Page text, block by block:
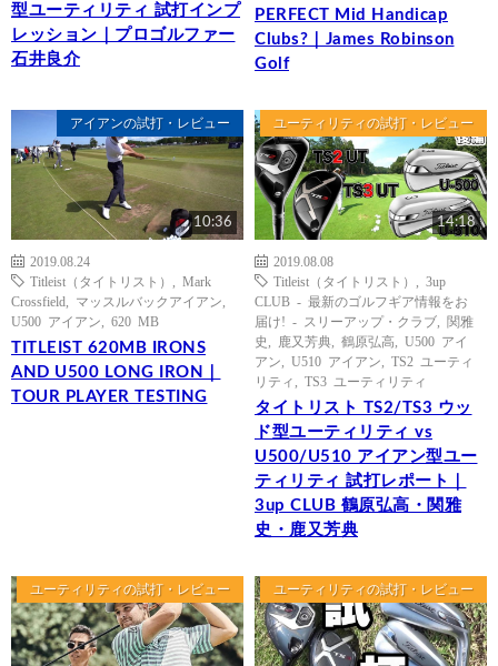
型ユーティリティ 試打インプ
レッション｜プロゴルファー
石井良介
PERFECT Mid Handicap
Clubs?｜James Robinson
Golf
アイアンの試打・レビュー
10:36
2019.08.24
Titleist（タイトリスト）
Mark
Crossfield
マッスルバックアイアン
U500 アイアン
620 MB
TITLEIST 620MB IRONS
AND U500 LONG IRON｜
TOUR PLAYER TESTING
ユーティリティの試打・レビュー
14:18
2019.08.08
Titleist（タイトリスト）
3up
CLUB - 最新のゴルフギア情報をお
届け! - スリーアップ・クラブ
関雅
史
鹿又芳典 鶴原弘高
U500 アイ
アン
U510 アイアン
TS2 ユーティ
リティ
TS3 ユーティリティ
タイトリスト TS2/TS3 ウッ
ド型ユーティリティ vs
U500/U510 アイアン型ユー
ティリティ 試打レポート｜
3up CLUB 鶴原弘高・関雅
史・鹿又芳典
ユーティリティの試打・レビュー ユーティリティの試打・レビュー